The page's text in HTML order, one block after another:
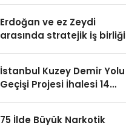
Erdoğan ve ez Zeydi
arasında stratejik iş birliği
İstanbul Kuzey Demir Yolu
Geçişi Projesi İhalesi 14
75 İlde Büyük Narkotik